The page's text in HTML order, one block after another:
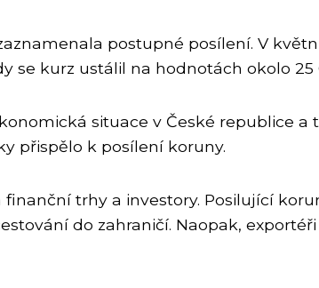
postupné posílení. V
se kurz ustálil na hodnotách okolo 25
situace v České republice a
přispělo k posílení koruny.
trhy a investory. Posilující
do zahraničí. Naopak,